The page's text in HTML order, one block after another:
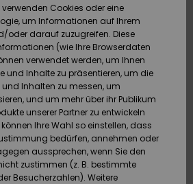
Schuhe&
Flip-Flops
Surf
Snow
Brandneu
Schuhe&
Flip-Flops
Surf
Snow
Brandneu
Highlights
Snow
Highlights
Community
Snow Shop
Damen
Highlights
Community
Outlet
Frauen
Retouren
Bezahlung
Geschenkkarte
Quiksilver
Freedom
Datenschutz
Cookies oder eine
um Informationen auf Ihrem
oder darauf zuzugreifen. Diese
(wie Ihre Browserdaten
verwendet werden, um Ihnen
und Inhalte zu präsentieren, um die
Inhalten zu messen, um
und um mehr über ihr Publikum
unserer Partner zu entwickeln
Ihre Wahl so einstellen, dass
bedürfen, annehmen oder
aussprechen, wenn Sie den
zustimmen (z. B. bestimmte
Besucherzahlen). Weitere